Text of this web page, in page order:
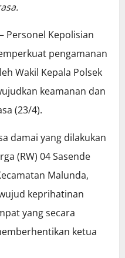
Personel Kepolisian
pengamanan
Wakil Kepala Polsek
keamanan dan
(23/4).
damai yang dilakukan
(RW) 04 Sasende
Malunda,
keprihatinan
yang secara
ketua